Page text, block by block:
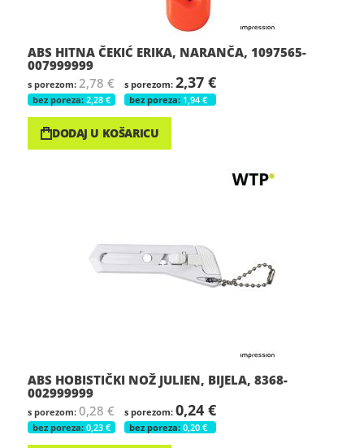
ABS HITNA ČEKIĆ ERIKA, NARANČA, 1097565-
007999999
2,78 €
2,28 €
2,37 €
1,94 €
DODAJ U KOŠARICU
ABS HOBISTIČKI NOŽ JULIEN, BIJELA, 8368-
002999999
0,28 €
0,23 €
0,24 €
0,20 €